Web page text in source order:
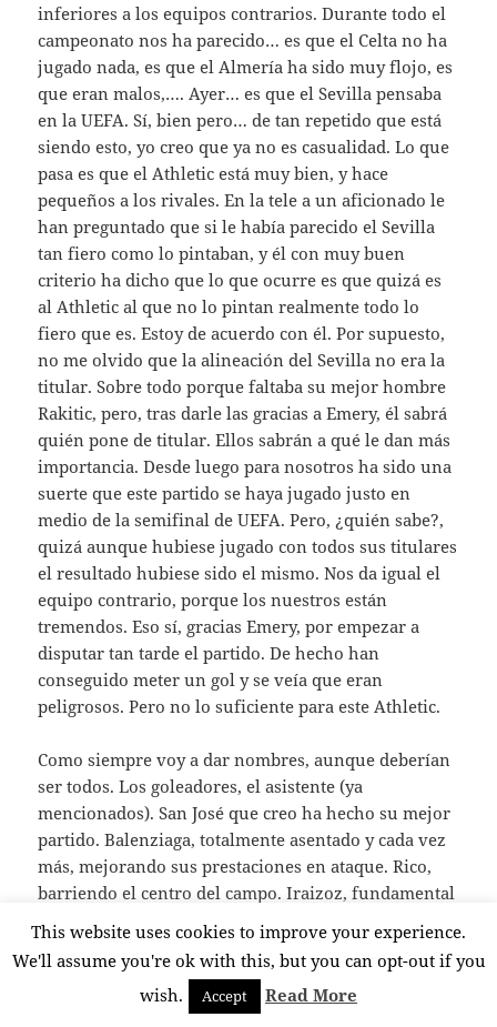
inferiores a los equipos contrarios. Durante todo el
campeonato nos ha parecido… es que el Celta no ha
jugado nada, es que el Almería ha sido muy flojo, es
que eran malos,…. Ayer… es que el Sevilla pensaba
en la UEFA. Sí, bien pero… de tan repetido que está
siendo esto, yo creo que ya no es casualidad. Lo que
pasa es que el Athletic está muy bien, y hace
pequeños a los rivales. En la tele a un aficionado le
han preguntado que si le había parecido el Sevilla
tan fiero como lo pintaban, y él con muy buen
criterio ha dicho que lo que ocurre es que quizá es
al Athletic al que no lo pintan realmente todo lo
fiero que es. Estoy de acuerdo con él. Por supuesto,
no me olvido que la alineación del Sevilla no era la
titular. Sobre todo porque faltaba su mejor hombre
Rakitic, pero, tras darle las gracias a Emery, él sabrá
quién pone de titular. Ellos sabrán a qué le dan más
importancia. Desde luego para nosotros ha sido una
suerte que este partido se haya jugado justo en
medio de la semifinal de UEFA. Pero, ¿quién sabe?,
quizá aunque hubiese jugado con todos sus titulares
el resultado hubiese sido el mismo. Nos da igual el
equipo contrario, porque los nuestros están
tremendos. Eso sí, gracias Emery, por empezar a
disputar tan tarde el partido. De hecho han
conseguido meter un gol y se veía que eran
peligrosos. Pero no lo suficiente para este Athletic.
Como siempre voy a dar nombres, aunque deberían
ser todos. Los goleadores, el asistente (ya
mencionados). San José que creo ha hecho su mejor
partido. Balenziaga, totalmente asentado y cada vez
más, mejorando sus prestaciones en ataque. Rico,
barriendo el centro del campo. Iraizoz, fundamental
rápido. Laporte (normal que lo quieran un montón
de equipos). Y a todos y a cada uno de ellos:
Chapeau, leones.
This website uses cookies to improve your experience.
We'll assume you're ok with this, but you can opt-out if you
wish.
Accept Read More